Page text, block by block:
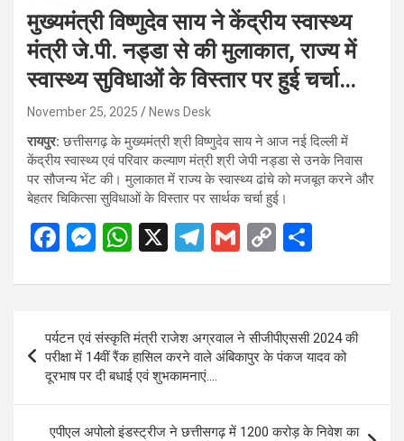
मुख्यमंत्री विष्णुदेव साय ने केंद्रीय स्वास्थ्य
मंत्री जे.पी. नड्डा से की मुलाकात, राज्य में
स्वास्थ्य सुविधाओं के विस्तार पर हुई चर्चा…
November 25, 2025 News Desk
रायपुर: छत्तीसगढ़ के मुख्यमंत्री श्री विष्णुदेव साय ने आज नई दिल्ली में
केंद्रीय स्वास्थ्य एवं परिवार कल्याण मंत्री श्री जेपी नड्डा से उनके निवास
पर सौजन्य भेंट की। मुलाकात में राज्य के स्वास्थ्य ढांचे को मजबूत करने और
बेहतर चिकित्सा सुविधाओं के विस्तार पर सार्थक चर्चा हुई।
F
ce
o
o
k
M
se
n
g
er
W
at
s
A
p
p
X
T
e
a
m
G
ail
C
py
Li
n
ar
e
Post
navigation
पर्यटन एवं संस्कृति मंत्री राजेश अग्रवाल ने सीजीपीएससी 2024 की
परीक्षा में 14वीं रैंक हासिल करने वाले अंबिकापुर के पंकज यादव को
दूरभाष पर दी बधाई एवं शुभकामनाएं….
एपीएल अपोलो इंडस्ट्रीज ने छत्तीसगढ़ में 1200 करोड़ के निवेश का